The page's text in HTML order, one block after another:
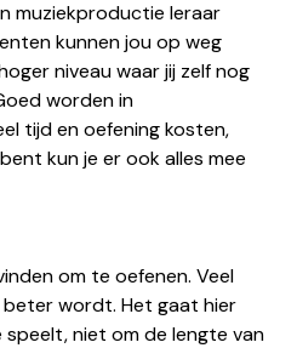
muziekproductie leraar
kunnen jou op weg
niveau waar jij zelf nog
worden in
tijd en oefening kosten,
kun je er ook alles mee
om te oefenen. Veel
wordt. Het gaat hier
speelt, niet om de lengte van